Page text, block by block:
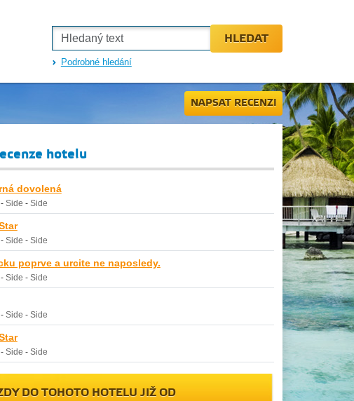
HLEDAT
Podrobné hledání
NAPSAT RECENZI
hotelu
dovolená
- Side - Side
- Side - Side
poprve a urcite ne naposledy.
- Side - Side
- Side - Side
- Side - Side
DO TOHOTO HOTELU JIŽ OD